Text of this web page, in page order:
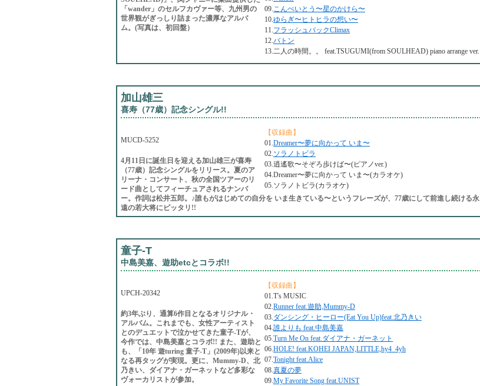
09.こんぺいとう〜星のかけら〜
10.ゆらぎ〜ヒトヒラの想い〜
11.フラッシュバックClimax
12.バトン
13.二人の時間。。 feat.TSUGUMI(from SOULHEAD) piano arrange ver.
「wander」のセルフカヴァー等、九州男の
世界観がぎっしり詰まった濃厚なアルバ
ム。(写真は、初回盤）
加山雄三
喜寿（77歳）記念シングル!!
【収録曲】
01.Dreamer〜夢に向かって いま〜
02.ソラノトビラ
03.逍遙歌〜そぞろ歩けば〜(ピアノver.)
04.Dreamer〜夢に向かって いま〜(カラオケ)
05.ソラノトビラ(カラオケ)
MUCD-5252
4月11日に誕生日を迎える加山雄三が喜寿
（77歳）記念シングルをリリース。夏のア
リーナ・コンサート、秋の全国ツアーのリ
ード曲としてフィーチュアされるナンバ
ー。作詞は松井五郎。♪誰もがはじめての自分を いま生きている〜というフレーズが、77歳にして前進し続ける永
遠の若大将にピッタリ!!
童子-T
中島美嘉、遊助etcとコラボ!!
【収録曲】
01.T's MUSIC
02.Runner feat.遊助,Mummy-D
03.ダンシング・ヒーロー(Eat You Up)feat.北乃きい
04.誰よりも feat.中島美嘉
05.Turn Me On feat.ダイアナ・ガーネット
06.HOLE! feat.KOHEI JAPAN,LITTLE,hy4_4yh
07.Tonight feat.Alice
08.真夏の夢
09.My Favorite Song feat.UNIST
UPCH-20342
約3年ぶり、通算6作目となるオリジナル・
アルバム。これまでも、女性アーティスト
とのデュエットで泣かせてきた童子-Tが、
今作では、中島美嘉とコラボ!! また、遊助と
も、「10年 遊turing 童子-T」(2009年)以来と
なる再タッグが実現。更に、Mummy-D、北
乃きい、ダイアナ・ガーネットなど多彩な
ヴォーカリストが参加。